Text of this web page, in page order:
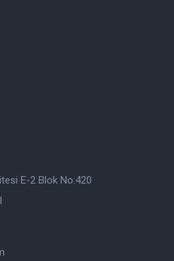
E-2 Blok No:420